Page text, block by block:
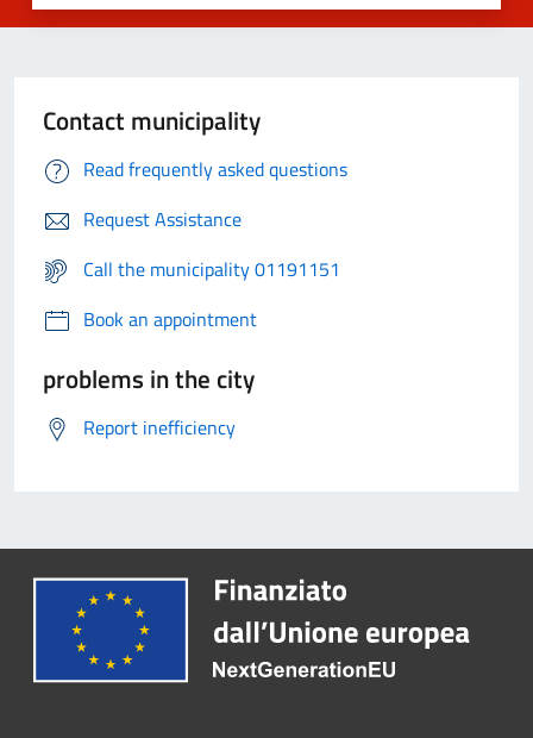
Contact municipality
Read frequently asked questions
Request Assistance
Call the municipality 01191151
Book an appointment
problems in the city
Report inefficiency